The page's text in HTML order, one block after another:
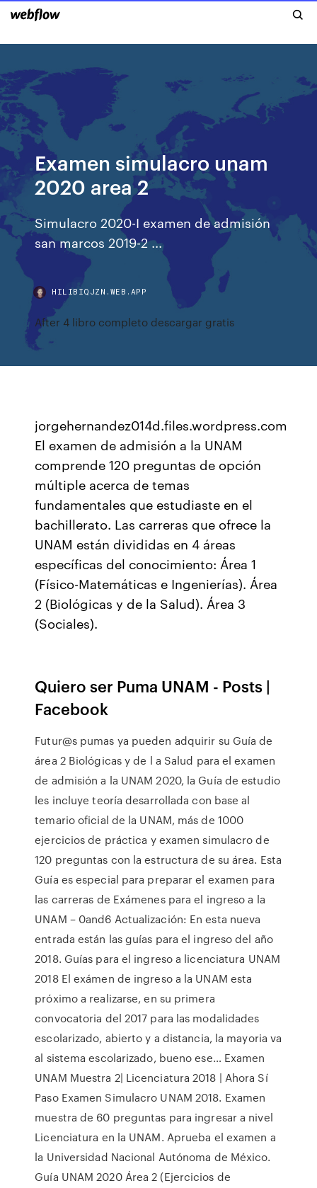
Examen simulacro unam
2020 area 2
Simulacro 2020-I examen de admisión
san marcos 2019-2 ...
HILIBIQJZN.WEB.APP
After 4 libro completo descargar gratis
jorgehernandez014d.files.wordpress.com
El examen de admisión a la UNAM
comprende 120 preguntas de opción
múltiple acerca de temas
fundamentales que estudiaste en el
bachillerato. Las carreras que ofrece la
UNAM están divididas en 4 áreas
específicas del conocimiento: Área 1
(Físico-Matemáticas e Ingenierías). Área
2 (Biológicas y de la Salud). Área 3
(Sociales).
Quiero ser Puma UNAM - Posts |
Facebook
Futur@s pumas ya pueden adquirir su Guía de
área 2 Biológicas y de l a Salud para el examen
de admisión a la UNAM 2020, la Guía de estudio
les incluye teoría desarrollada con base al
temario oficial de la UNAM, más de 1000
ejercicios de práctica y examen simulacro de
120 preguntas con la estructura de su área. Esta
Guía es especial para preparar el examen para
las carreras de Exámenes para el ingreso a la
UNAM – 0and6 Actualización: En esta nueva
entrada están las guías para el ingreso del año
2018. Guías para el ingreso a licenciatura UNAM
2018 El exámen de ingreso a la UNAM esta
próximo a realizarse, en su primera
convocatoria del 2017 para las modalidades
escolarizado, abierto y a distancia, la mayoria va
al sistema escolarizado, bueno ese… Examen
UNAM Muestra 2| Licenciatura 2018 | Ahora Sí
Paso Examen Simulacro UNAM 2018. Examen
muestra de 60 preguntas para ingresar a nivel
Licenciatura en la UNAM. Aprueba el examen a
la Universidad Nacional Autónoma de México.
Guía UNAM 2020 Área 2 (Ejercicios de